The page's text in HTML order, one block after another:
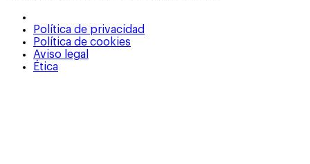
Política de privacidad
Política de cookies
Aviso legal
Ética